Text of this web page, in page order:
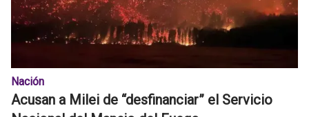
Nación
Acusan a Milei de “desfinanciar” el Servicio